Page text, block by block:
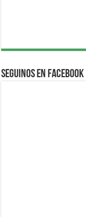
Seguinos en Facebook